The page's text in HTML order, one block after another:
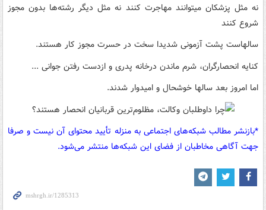
نه مثل پزشکان میتوانند مهاجرت کنند نه مثل دیگر رشته‌ها بدون مجوز
شروع کنند
سالهاست پشت آزمونی شدیدا سخت در حسرت مجوز کار هستند.
کنایه انحصارگران، شرم ماندن درخانه پدری و ازدست رفتن جوانی ...
اما امروز بعد سالها خوشحال و امیدوار شدند.
*بازنشر مطالب شبکه‌های اجتماعی به منزله تأیید محتوای آن نیست و صرفا
جهت آگاهی مخاطبان از فضای این شبکه‌ها منتشر می‌شود.